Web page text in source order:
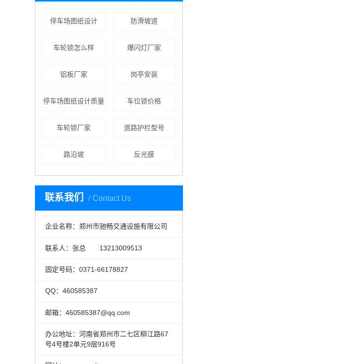
停车场图纸设计 防滑坡道
车轮锁怎么样 爆闪灯厂家
铝板厂家 岗亭安装
停车场图纸设计质量 车位锁价格
车轮锁厂家 道路护栏型号
路沿坡 反光膜
联系我们 Contact Us
企业名称：郑州市驰畅交通设施有限公司
联系人：张总 13213009513
固定号码：0371-66178827
QQ：460585387
邮箱：460585387@qq.com
办公地址：河南省郑州市二七区柳江路67
号4号楼2单元9层916号